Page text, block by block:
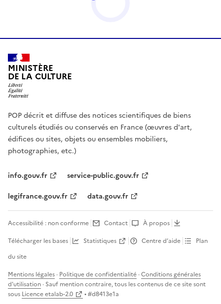
MINISTÈRE
DE LA CULTURE
POP décrit et diffuse des notices scientifiques de biens
culturels étudiés ou conservés en France (œuvres d'art,
édifices ou sites, objets ou ensembles mobiliers,
photographies, etc.)
info.gouv.fr
service-public.gouv.fr
legifrance.gouv.fr
data.gouv.fr
Accessibilité : non conforme Contact
À propos
Télécharger les bases
Statistiques Centre d’aide
Plan
du site
Mentions légales · Politique de confidentialité ·Conditions générales
d'utilisation · Sauf mention contraire, tous les contenus de ce site sont
sous Licence etalab-2.0 • #d8413e1a